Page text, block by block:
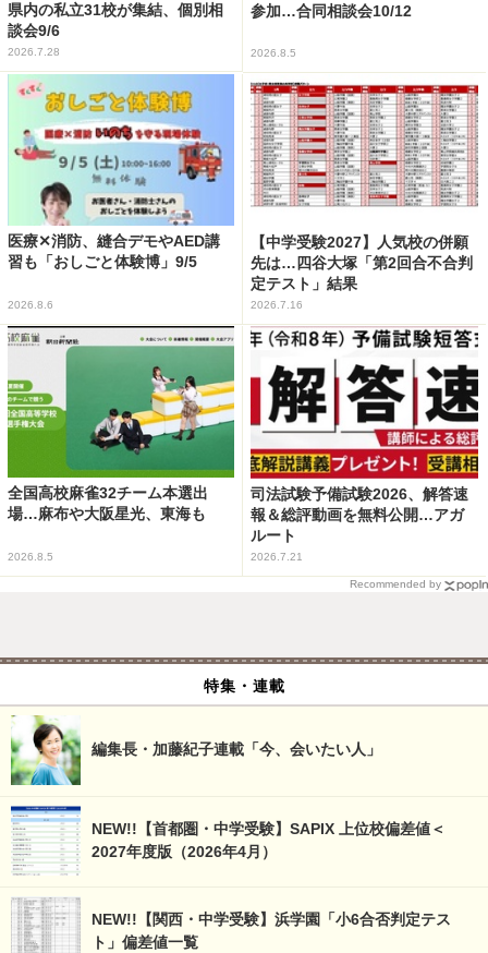
県内の私立31校が集結、個別相
談会9/6
2026.7.28
参加…合同相談会10/12
2026.8.5
医療✕消防、縫合デモやAED講
習も「おしごと体験博」9/5
2026.8.6
【中学受験2027】人気校の併願
先は…四谷大塚「第2回合不合判
定テスト」結果
2026.7.16
全国高校麻雀32チーム本選出
場…麻布や大阪星光、東海も
2026.8.5
司法試験予備試験2026、解答速
報＆総評動画を無料公開…アガ
ルート
2026.7.21
Recommended by
特集・連載
編集長・加藤紀子連載「今、会いたい人」
NEW!!【首都圏・中学受験】SAPIX 上位校偏差値＜
2027年度版（2026年4月）
NEW!!【関西・中学受験】浜学園「小6合否判定テス
ト」偏差値一覧